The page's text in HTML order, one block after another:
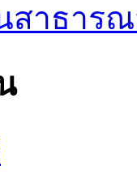
สาธาร